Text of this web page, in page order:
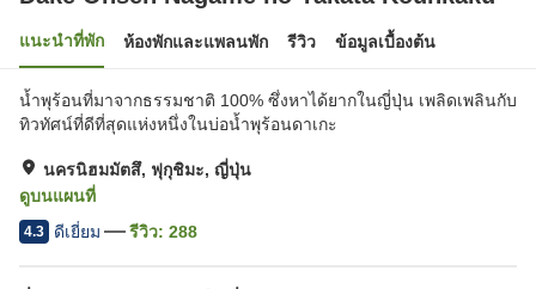
แนะนำที่พัก ห้องพักและแพลนพัก รีวิว ข้อมูลเบื้องต้น
น้ำพุร้อนที่มาจากธรรมชาติ 100% ซึ่งหาได้ยากในญี่ปุ่น เพลิดเพลินกับ
ทิวทัศน์ที่ดีที่สุดแห่งหนึ่งในบ่อน้ำพุร้อนดาเกะ
นครนิฮมมัตสึ, ฟุกุชิมะ, ญี่ปุ่น
ดูบนแผนที่
4.3 ดีเยี่ยม รีวิว: 288